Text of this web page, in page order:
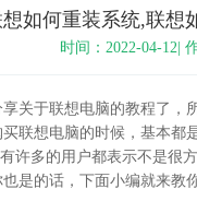
如何重装系统,联想
时间：2022-04-12|
于联想电脑的教程了，
联想电脑的时候，基本都
许多的用户都表示不是很
是的话，下面小编就来教